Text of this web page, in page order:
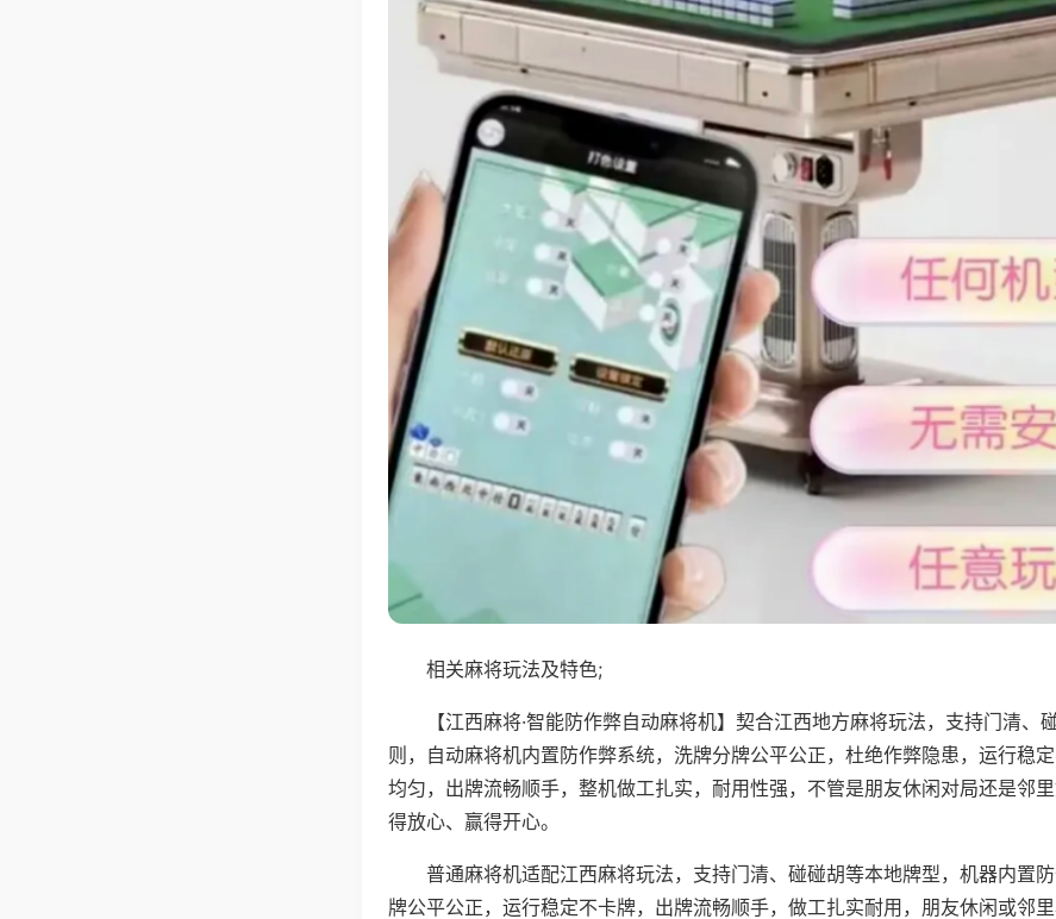
相关麻将玩法及特色;
【江西麻将·智能防作弊自动麻将机】契合江西地方麻将玩法，支持门清、
则，自动麻将机内置防作弊系统，洗牌分牌公平公正，杜绝作弊隐患，运行稳
均匀，出牌流畅顺手，整机做工扎实，耐用性强，不管是朋友休闲对局还是邻
得放心、赢得开心。
普通麻将机适配江西麻将玩法，支持门清、碰碰胡等本地牌型，机器内置
牌公平公正，运行稳定不卡牌，出牌流畅顺手，做工扎实耐用，朋友休闲或邻